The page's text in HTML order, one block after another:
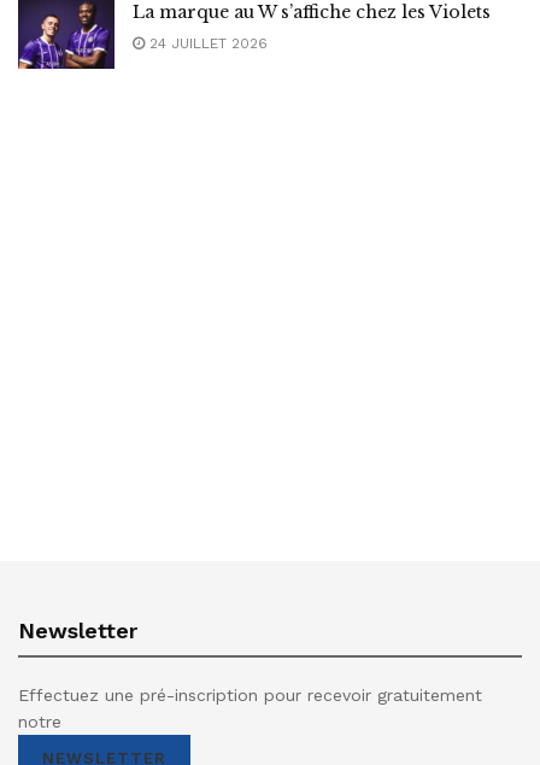
La marque au W s’affiche chez les Violets
24 JUILLET 2026
Newsletter
Effectuez une pré-inscription pour recevoir gratuitement
notre
NEWSLETTER